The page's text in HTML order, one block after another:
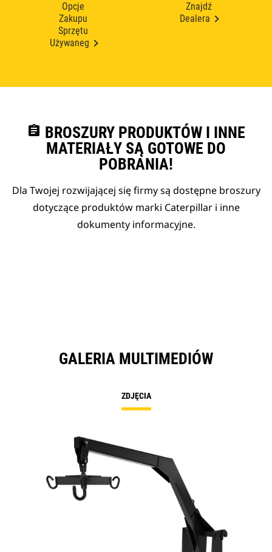
Opcje
Zakupu
Sprzętu
Używaneg
Znajdź
Dealera
assignment BROSZURY PRODUKTÓW I INNE
MATERIAŁY SĄ GOTOWE DO
POBRANIA!
Dla Twojej rozwijającej się firmy są dostępne broszury
dotyczące produktów marki Caterpillar i inne
dokumenty informacyjne.
GALERIA MULTIMEDIÓW
ZDJĘCIA